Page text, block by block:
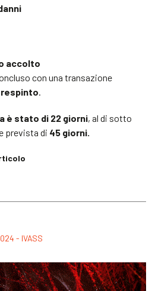
accolto
con una transazione
.
è stato di 22 giorni, al di sotto
prevista di 45 giorni.
- IVASS